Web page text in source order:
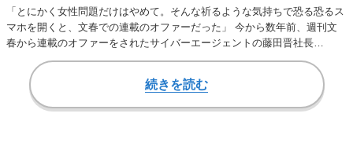
「とにかく女性問題だけはやめて。そんな祈るような気持ちで恐る恐るス
マホを開くと、文春での連載のオファーだった」 今から数年前、週刊文
春から連載のオファーをされたサイバーエージェントの藤田晋社長
（52）。社長業が多忙に…
続きを読む